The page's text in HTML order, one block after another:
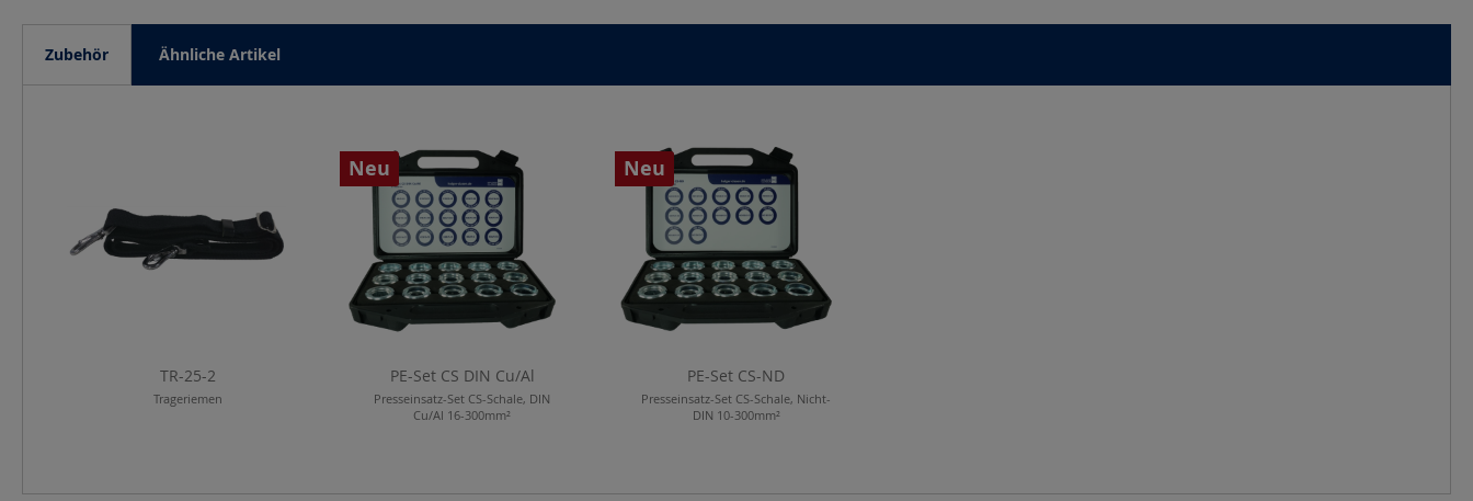
Zubehör Ähnliche Artikel
TR-25-2
Trageriemen
Neu
PE-Set CS DIN Cu/Al
Presseinsatz-Set CS-Schale, DIN
Cu/Al 16-300mm²
Neu
PE-Set CS-ND
Presseinsatz-Set CS-Schale, Nicht-
DIN 10-300mm²